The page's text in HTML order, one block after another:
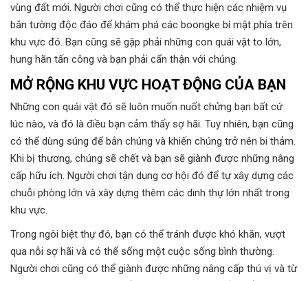
vùng đất mới. Người chơi cũng có thể thực hiện các nhiệm vụ
bắn tường độc đáo để khám phá các boongke bí mật phía trên
khu vực đó. Bạn cũng sẽ gặp phải những con quái vật to lớn,
hung hãn tấn công và bạn phải cẩn thận với chúng.
MỞ RỘNG KHU VỰC HOẠT ĐỘNG CỦA BẠN
Những con quái vật đó sẽ luôn muốn nuốt chửng bạn bất cứ
lúc nào, và đó là điều bạn cảm thấy sợ hãi. Tuy nhiên, bạn cũng
có thể dùng súng để bắn chúng và khiến chúng trở nên bi thảm.
Khi bị thương, chúng sẽ chết và bạn sẽ giành được những nâng
cấp hữu ích. Người chơi tận dụng cơ hội đó để tự xây dựng các
chuỗi phòng lớn và xây dựng thêm các dinh thự lớn nhất trong
khu vực.
Trong ngôi biệt thự đó, bạn có thể tránh được khó khăn, vượt
qua nỗi sợ hãi và có thể sống một cuộc sống bình thường.
Người chơi cũng có thể giành được những nâng cấp thú vị và từ